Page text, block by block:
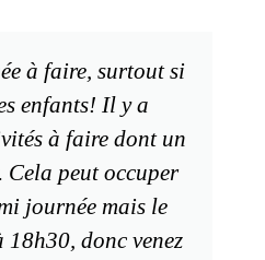
à faire, surtout si
enfants! Il y a
à faire dont un
Cela peut occuper
journée mais le
18h30, donc venez